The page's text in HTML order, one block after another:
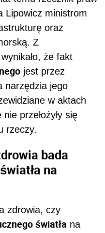
Lipowicz ministrom
oraz
Z
że fakt
jest przez
narzędzia jego
w aktach
przełożyły się
rzeczy.
bada
na
zdrowia, czy
światła na